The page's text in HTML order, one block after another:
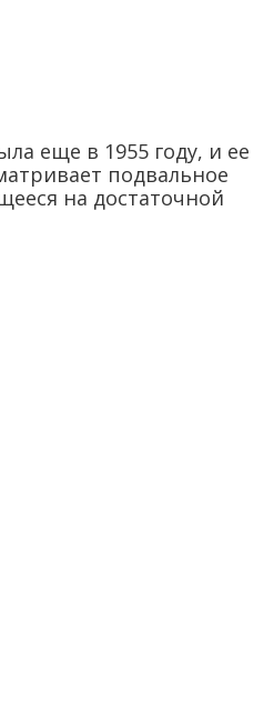
еще в 1955 году, и ее
подвальное
на достаточной